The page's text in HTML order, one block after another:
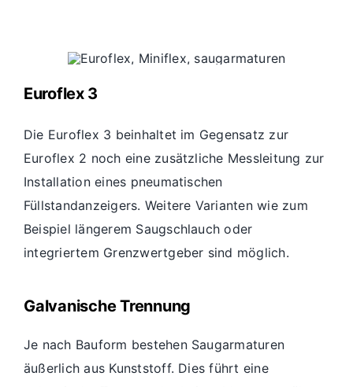
Euroflex 3
Die Euroflex 3 beinhaltet im Gegensatz zur
Euroflex 2 noch eine zusätzliche Messleitung zur
Installation eines pneumatischen
Füllstandanzeigers. Weitere Varianten wie zum
Beispiel längerem Saugschlauch oder
integriertem Grenzwertgeber sind möglich.
Galvanische Trennung
Je nach Bauform bestehen Saugarmaturen
äußerlich aus Kunststoff. Dies führt eine